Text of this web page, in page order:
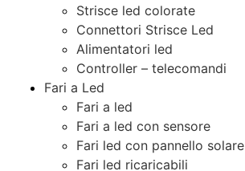
Strisce led colorate
Connettori Strisce Led
Alimentatori led
Controller – telecomandi
Fari a Led
Fari a led
Fari a led con sensore
Fari led con pannello solare
Fari led ricaricabili